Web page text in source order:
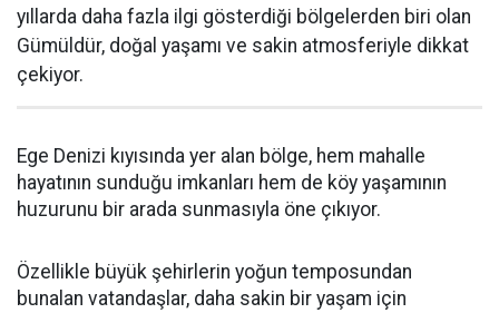
yıllarda daha fazla ilgi gösterdiği bölgelerden biri olan
Gümüldür, doğal yaşamı ve sakin atmosferiyle dikkat
çekiyor.
Ege Denizi kıyısında yer alan bölge, hem mahalle
hayatının sunduğu imkanları hem de köy yaşamının
huzurunu bir arada sunmasıyla öne çıkıyor.
Özellikle büyük şehirlerin yoğun temposundan
bunalan vatandaşlar, daha sakin bir yaşam için